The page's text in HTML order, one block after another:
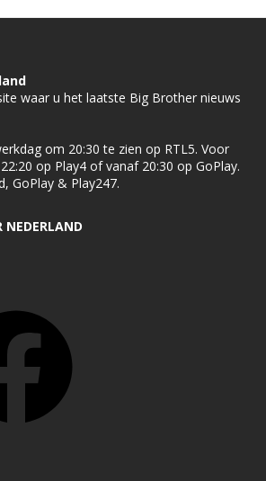
waar u het laatste Big Brother nieuws
om 20:30 te zien op RTL5. Voor
op Play4 of vanaf 20:30 op GoPlay.
GoPlay & Play247.
NEDERLAND